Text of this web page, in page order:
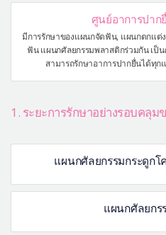
ศูนย์อาการปาก
มีการรักษาของแผนกจัดฟัน, แผนกตกแต่
ฟัน แผนกศัลยกรรมพลาสติกร่วมกัน เป็
สามารถรักษาอาการปากยื่นได้ทุก
1. ระยะการรักษาอย่างรอบคลุ
แผนกศัลยกรรมกระดูก
แผนกศัลยก